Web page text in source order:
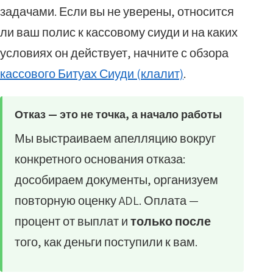
задачами. Если вы не уверены, относится
ли ваш полис к кассовому сиуди и на каких
условиях он действует, начните с обзора
кассового Битуах Сиуди (клалит).
Отказ — это не точка, а начало работы
Мы выстраиваем апелляцию вокруг
конкретного основания отказа:
дособираем документы, организуем
повторную оценку ADL. Оплата —
процент от выплат итолько после
того, как деньги поступили к вам.